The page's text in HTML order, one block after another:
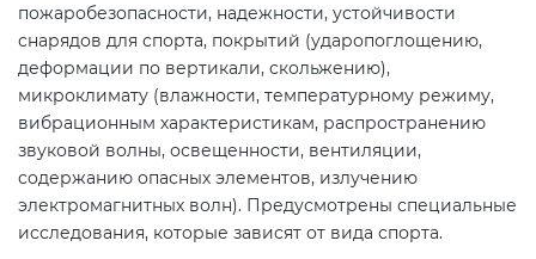
пожаробезопасности, надежности, устойчивости
снарядов для спорта, покрытий (ударопоглощению,
деформации по вертикали, скольжению),
микроклимату (влажности, температурному режиму,
вибрационным характеристикам, распространению
звуковой волны, освещенности, вентиляции,
содержанию опасных элементов, излучению
электромагнитных волн). Предусмотрены специальные
исследования, которые зависят от вида спорта.